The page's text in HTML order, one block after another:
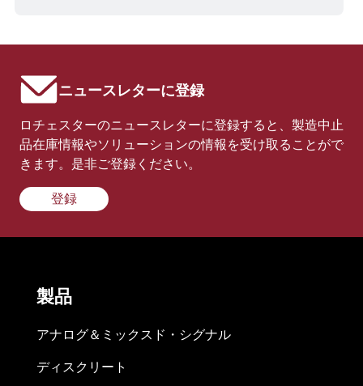
ニュースレターに登録
ロチェスターのニュースレターに登録すると、製造中止
品在庫情報やソリューションの情報を受け取ることがで
きます。是非ご登録ください。
登録
製品
アナログ＆ミックスド・シグナル
ディスクリート